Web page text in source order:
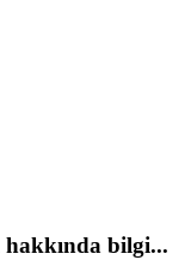
hakkında bilgi...